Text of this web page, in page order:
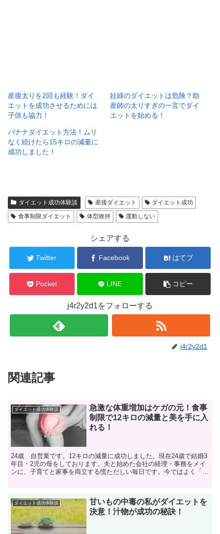
産後太りを2回も経験！ダイ
エットを成功させるためには
子供も協力！
妊婦のダイエットは危険？助
産師の太りすぎの一言でダイ
エットを始める！
バナナダイエット方法！ムリ
なく続けたら15キロの減量に
成功しました！
ダイエット成功体験談 産後ダイエット
ダイエット成功
食事制限ダイエット
体型維持 運動しない
シェアする
Twitter Facebook はてブ
Pocket LINE コピー
j4r2y2d1をフォローする
j4r2y2d1
関連記事
ダイエット成功体験談
急激な体重増加はケガの元！食事
制限で12キロの減量と美を手に入
れる！
24歳 自営業です。12キロの減量に成功しました。現在24歳で結婚3
年目・2児の母をしております。夫と始めた会社の経理・事務をメイ
ンに、子育てと家事を両立する慌ただしい毎日です。今ではよく「痩
ダイエット成功体験談
甘いもの中毒の私がダイエットを
決意！汁物が成功の秘訣！